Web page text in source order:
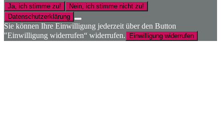
Ja, ich stimme zu!
Nein, ich stimme nicht zu!
Datenschutzerklärung
Sie können Ihre Einwilligung jederzeit über den Button
"Einwilligung widerrufen“ widerrufen.
Einwilligung widerrufen